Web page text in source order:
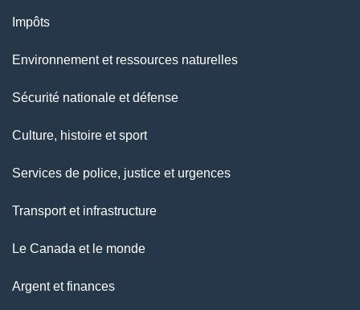
Impôts
Environnement et ressources naturelles
Sécurité nationale et défense
Culture, histoire et sport
Services de police, justice et urgences
Transport et infrastructure
Le Canada et le monde
Argent et finances